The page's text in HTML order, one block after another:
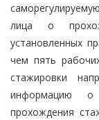
лица о
установленных
чем пять
стажировки
информацию
прохождения